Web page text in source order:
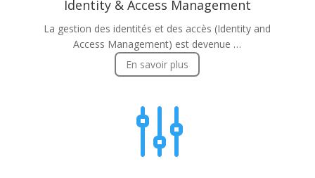
Identity & Access Management
La gestion des identités et des accès (Identity and
Access Management) est devenue …
En savoir plus
g